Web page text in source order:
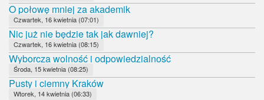
O połowę mniej za akademik
Czwartek, 16 kwietnia (07:01)
Nic już nie będzie tak jak dawniej?
Czwartek, 16 kwietnia (08:15)
Wyborcza wolność i odpowiedzialność
Środa, 15 kwietnia (08:25)
Pusty i ciemny Kraków
Wtorek, 14 kwietnia (06:33)